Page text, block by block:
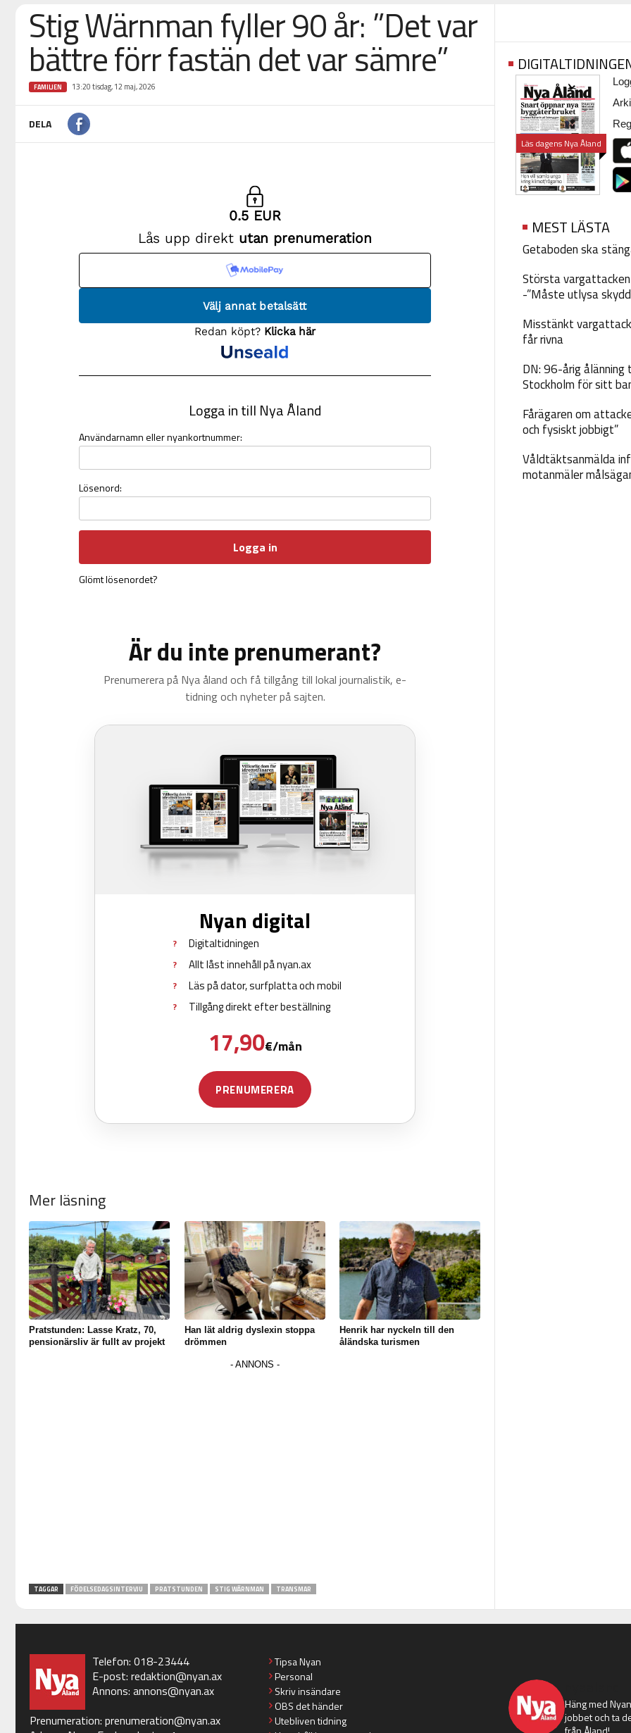
Stig Wärnman fyller 90 år: ”Det var
bättre förr fastän det var sämre”
FAMILJEN 13:20 tisdag, 12 maj, 2026
DELA
Mer läsning
Pratstunden: Lasse Kratz, 70,
pensionärsliv är fullt av projekt
Han lät aldrig dyslexin stoppa
drömmen
Henrik har nyckeln till den
åländska turismen
TAGGAR FÖDELSEDAGSINTERVJU PRATSTUNDEN STIG WÄRNMAN TRANSMAR
Läs dagens Nya Åland
MEST LÄSTA
Getaboden ska
Största
-”Måste utlysa
Misstänkt
får rivna
DN: 96-årig
Stockholm för sitt
Fårägaren om
och fysiskt jobbigt”
Våldtäktsanmälda
motanmäler
Telefon: 018-23444
E-post: redaktion@nyan.ax
Annons: annons@nyan.ax
Prenumeration: prenumeration@nyan.ax
Tipsa Nyan
Personal
Skriv insändare
OBS det händer
Utebliven tidning
Häng med
jobbet och ta